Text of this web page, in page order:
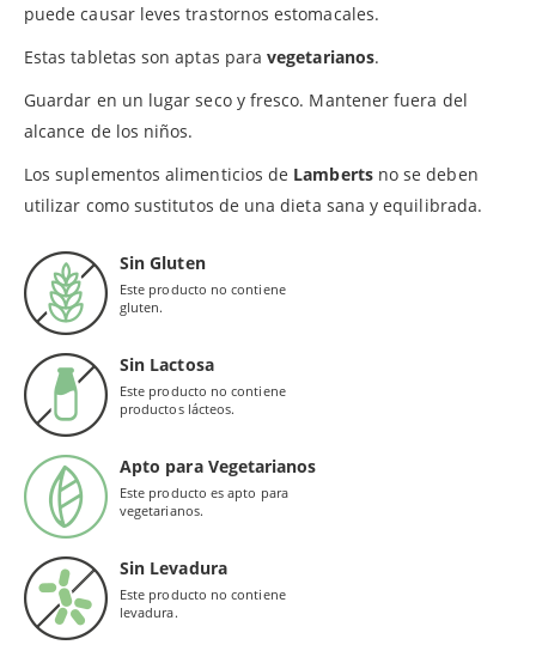
puede causar leves trastornos estomacales.
Estas tabletas son aptas paravegetarianos.
Guardar en un lugar seco y fresco. Mantener fuera del
alcance de los niños.
Los suplementos alimenticios de Lambertsno se deben
utilizar como sustitutos de una dieta sana y equilibrada.
Sin Gluten
Este producto no contiene
gluten.
Sin Lactosa
Este producto no contiene
productos lácteos.
Apto para Vegetarianos
Este producto es apto para
vegetarianos.
Sin Levadura
Este producto no contiene
levadura.